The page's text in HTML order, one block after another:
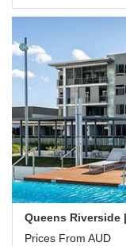
Prices From AUD